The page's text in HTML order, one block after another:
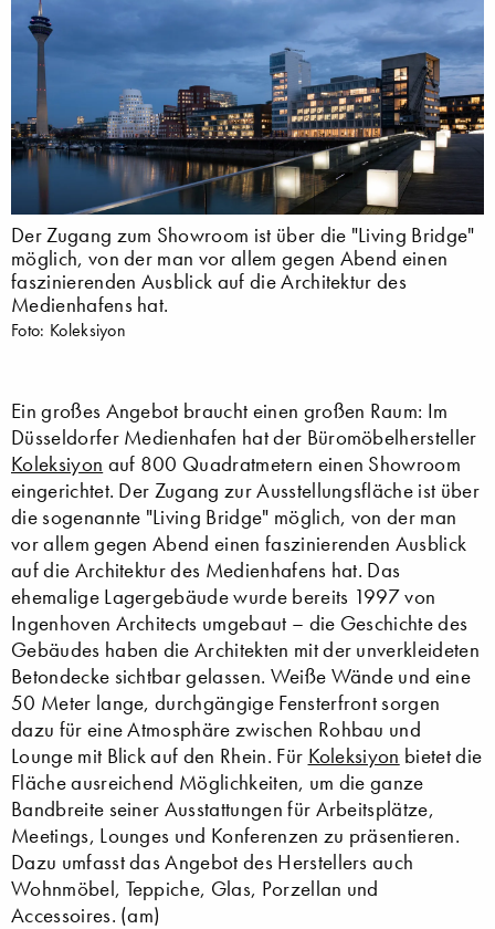
Der Zugang zum Showroom ist über die "Living Bridge"
möglich, von der man vor allem gegen Abend einen
faszinierenden Ausblick auf die Architektur des
Medienhafens hat.
Foto: Koleksiyon
Ein großes Angebot braucht einen großen Raum: Im
Düsseldorfer Medienhafen hat der Büromöbelhersteller
Koleksiyon auf 800 Quadratmetern einen Showroom
eingerichtet. Der Zugang zur Ausstellungsfläche ist über
die sogenannte "Living Bridge" möglich, von der man
vor allem gegen Abend einen faszinierenden Ausblick
auf die Architektur des Medienhafens hat. Das
ehemalige Lagergebäude wurde bereits 1997 von
Ingenhoven Architects umgebaut – die Geschichte des
Gebäudes haben die Architekten mit der unverkleideten
Betondecke sichtbar gelassen. Weiße Wände und eine
50 Meter lange, durchgängige Fensterfront sorgen
dazu für eine Atmosphäre zwischen Rohbau und
Lounge mit Blick auf den Rhein. Für Koleksiyon bietet die
Fläche ausreichend Möglichkeiten, um die ganze
Bandbreite seiner Ausstattungen für Arbeitsplätze,
Meetings, Lounges und Konferenzen zu präsentieren.
Dazu umfasst das Angebot des Herstellers auch
Wohnmöbel, Teppiche, Glas, Porzellan und
Accessoires. (am)